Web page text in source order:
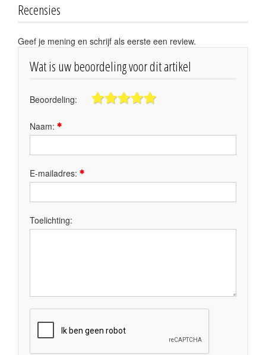
Recensies
Geef je mening en schrijf als eerste een review.
Wat is uw beoordeling voor dit artikel
Beoordeling:
Naam:
E-mailadres:
Toelichting: